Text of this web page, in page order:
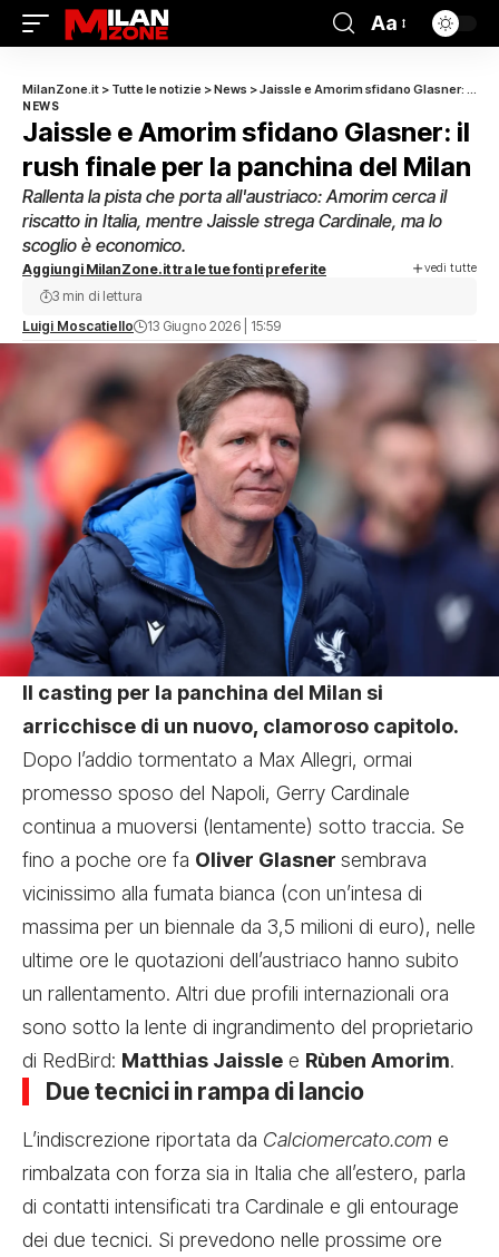
Aa
MilanZone.it > Tutte le notizie >News >Jaissle e Amorim sfidano Glasner: il rush finale per la panchina del Milan
NEWS
Jaissle e Amorim sfidano Glasner: il
rush finale per la panchina del Milan
Rallenta la pista che porta all'austriaco: Amorim cerca il
riscatto in Italia, mentre Jaissle strega Cardinale, ma lo
scoglio è economico.
Aggiungi MilanZone.it tra le tue fonti preferite vedi tutte
Luigi Moscatiello 13 Giugno 2026 | 15:59
3 min di lettura
Il casting per la panchina del Milan si
arricchisce di un nuovo, clamoroso capitolo.
Dopo l’addio tormentato a Max Allegri, ormai
promesso sposo del Napoli, Gerry Cardinale
continua a muoversi (lentamente) sotto traccia. Se
fino a poche ore fa Oliver Glasner sembrava
vicinissimo alla fumata bianca (con un’intesa di
massima per un biennale da 3,5 milioni di euro), nelle
ultime ore le quotazioni dell’austriaco hanno subito
un rallentamento. Altri due profili internazionali ora
sono sotto la lente di ingrandimento del proprietario
di RedBird: Matthias Jaissle e Rùben Amorim.
Due tecnici in rampa di lancio
L’indiscrezione riportata da Calciomercato.com e
rimbalzata con forza sia in Italia che all’estero, parla
di contatti intensificati tra Cardinale e gli entourage
dei due tecnici. Si prevedono nelle prossime ore